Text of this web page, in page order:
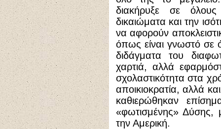
διακήρυξε σε
δικαιώματα και την
να αφορούν
όπως είναι γνωστό
διδάγματα του
χαρτιά, αλλά
σχολαστικότητα στα
αποικιοκρατία, αλλά
καθιερώθηκαν
«φωτισμένης» Δύσης,
την Αμερική.